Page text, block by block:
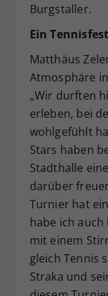
Burgstaller.
Ein
Matthäus
Atmosphäre
„Wir durften
erleben, bei
wohlgefühlt
Stars haben
Stadthalle
darüber
Turnier hat
habe ich
mit einem
gleich Tennis
Straka und